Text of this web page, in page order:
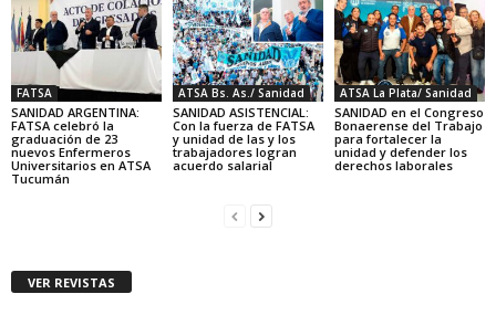
FATSA
SANIDAD ARGENTINA:
FATSA celebró la
graduación de 23
nuevos Enfermeros
Universitarios en ATSA
Tucumán
ATSA Bs. As./ Sanidad
SANIDAD ASISTENCIAL:
Con la fuerza de FATSA
y unidad de las y los
trabajadores logran
acuerdo salarial
ATSA La Plata/ Sanidad
SANIDAD en el Congreso
Bonaerense del Trabajo
para fortalecer la
unidad y defender los
derechos laborales
VER REVISTAS